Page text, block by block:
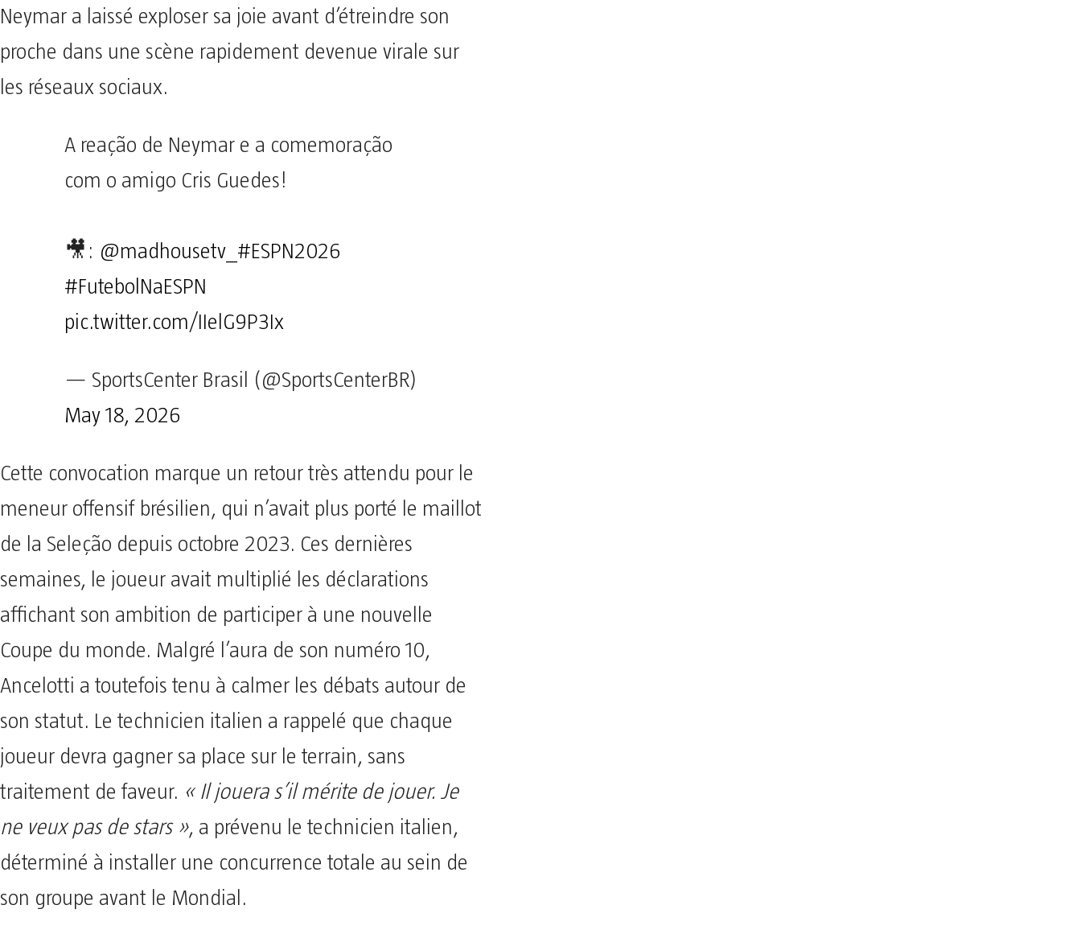
Neymar a laissé exploser sa joie avant d’étreindre son
proche dans une scène rapidement devenue virale sur
les réseaux sociaux.
A reação de Neymar e a comemoração
com o amigo Cris Guedes!
🎥: @madhousetv_ #ESPN2026
#FutebolNaESPN
pic.twitter.com/IIelG9P3Ix
— SportsCenter Brasil (@SportsCenterBR)
May 18, 2026
Cette convocation marque un retour très attendu pour le
meneur offensif brésilien, qui n’avait plus porté le maillot
de la Seleção depuis octobre 2023. Ces dernières
semaines, le joueur avait multiplié les déclarations
affichant son ambition de participer à une nouvelle
Coupe du monde. Malgré l’aura de son numéro 10,
Ancelotti a toutefois tenu à calmer les débats autour de
son statut. Le technicien italien a rappelé que chaque
joueur devra gagner sa place sur le terrain, sans
traitement de faveur. « Il jouera s’il mérite de jouer. Je
ne veux pas de stars », a prévenu le technicien italien,
déterminé à installer une concurrence totale au sein de
son groupe avant le Mondial.